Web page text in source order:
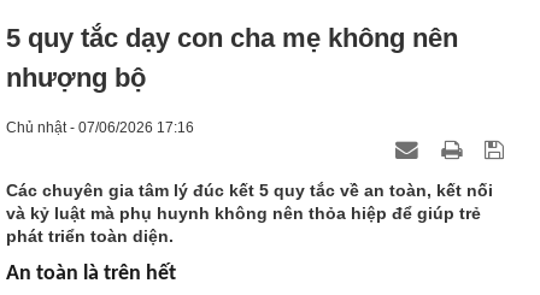
5 quy tắc dạy con cha mẹ không nên
nhượng bộ
Chủ nhật - 07/06/2026 17:16
Các chuyên gia tâm lý đúc kết 5 quy tắc về an toàn, kết nối
và kỷ luật mà phụ huynh không nên thỏa hiệp để giúp trẻ
phát triển toàn diện.
An toàn là trên hết